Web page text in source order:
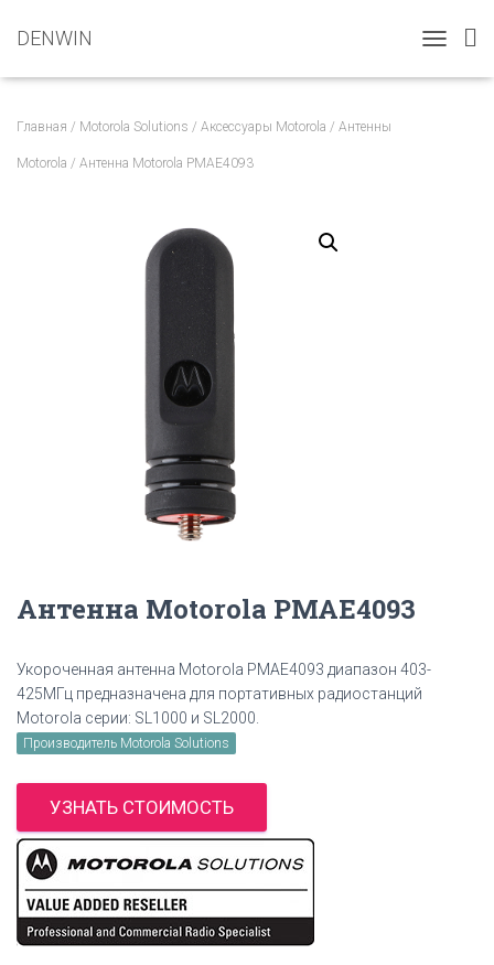
DENWIN
O
Главная / Motorola Solutions / Аксессуары Motorola / Антенны
Motorola / Антенна Motorola PMAE4093
Антенна Motorola PMAE4093
Укороченная антенна Motorola PMAE4093 диапазон 403-
425МГц предназначена для портативных радиостанций
Motorola серии: SL1000 и SL2000.
Производитель Motorola Solutions
УЗНАТЬ СТОИМОСТЬ